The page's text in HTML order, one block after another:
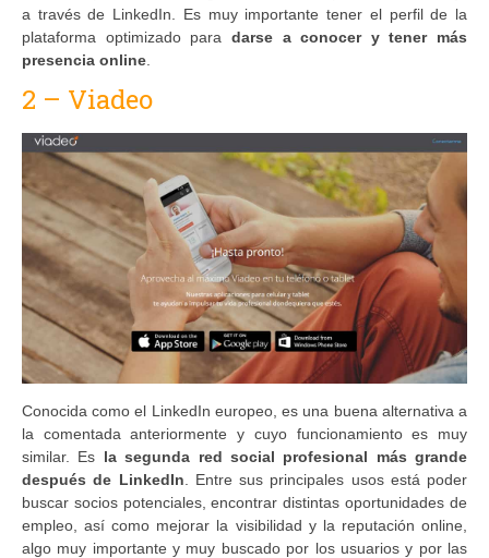
a través de LinkedIn. Es muy importante tener el perfil de la
plataforma optimizado para darse a conocer y tener más
presencia online
2 – Viadeo
Conocida como el LinkedIn europeo, es una buena alternativa a
la comentada anteriormente y cuyo funcionamiento es muy
similar. Es la segunda red social profesional más grande
después de LinkedIn . Entre sus principales usos está poder
buscar socios potenciales, encontrar distintas oportunidades de
empleo, así como mejorar la visibilidad y la reputación online,
algo muy importante y muy buscado por los usuarios y por las